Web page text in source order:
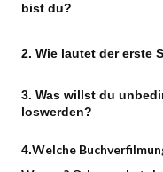
bist du?
2. Wie lautet der erste
3. Was willst du
loswerden?
4.Welche